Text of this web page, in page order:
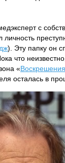
с
личность
). Эту папку он
что
«Воскрешения
осталась в